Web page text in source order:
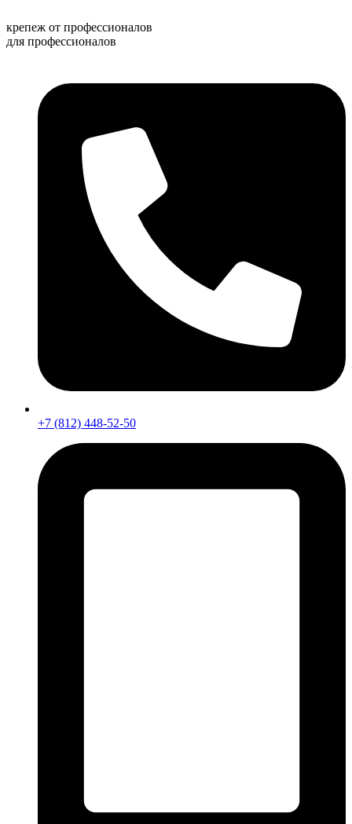
к
содержимому
крепеж от профессионалов
для профессионалов
+7 (812) 448-52-50